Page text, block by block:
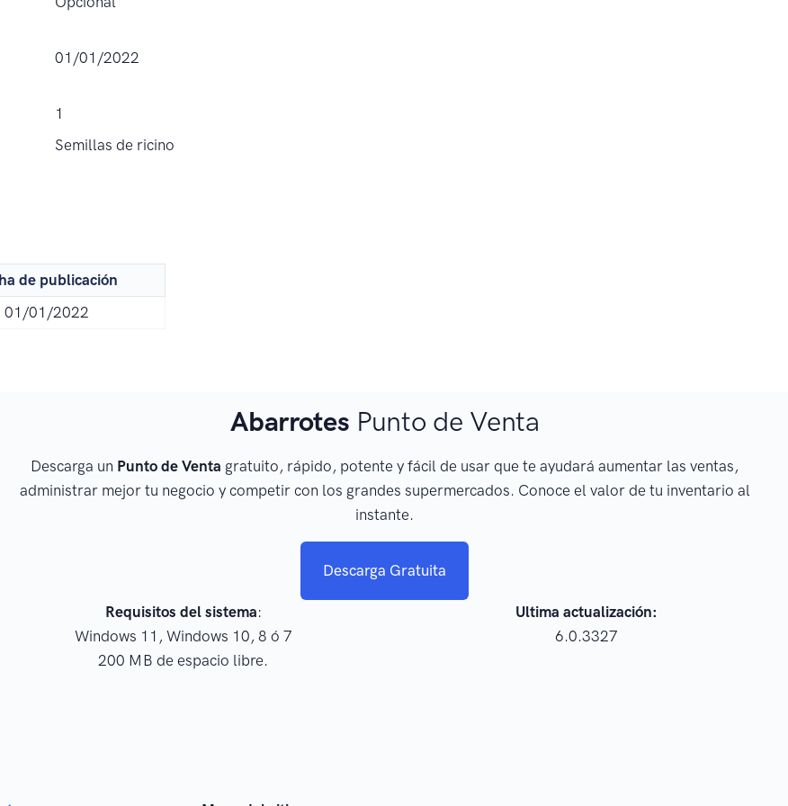
01/01/2022
1
Semillas de ricino
de publicación
01/01/2022
Abarrotes Punto de Venta
Descarga un Punto de Venta gratuito, rápido, potente y fácil de usar que te ayudará aumentar las ventas,
administrar mejor tu negocio y competir con los grandes supermercados. Conoce el valor de tu inventario al
instante.
Descarga Gratuita
Requisitos del sistema:
Windows 11, Windows 10, 8 ó 7
200 MB de espacio libre.
Ultima actualización:
6.0.3327